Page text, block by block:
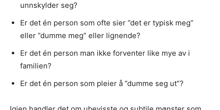
unnskylder seg?
Er det én person som ofte sier ”det er typisk meg”
eller ”dumme meg” eller lignende?
Er det én person man ikke forventer like mye av i
familien?
Er det én person som pleier å ”dumme seg ut”?